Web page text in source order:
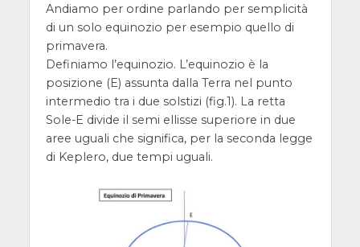
Andiamo per ordine parlando per semplicità
di un solo equinozio per esempio quello di
primavera.
Definiamo l’equinozio. L’equinozio è la
posizione (E) assunta dalla Terra nel punto
intermedio tra i due solstizi (fig.1). La retta
Sole-E divide il semi ellisse superiore in due
aree uguali che significa, per la seconda legge
di Keplero, due tempi uguali.